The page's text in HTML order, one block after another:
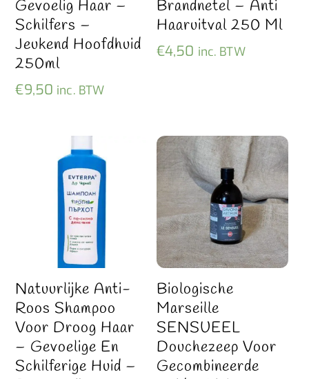
Gevoelig Haar –
Schilfers –
Jeukend Hoofdhuid
250ml
€9,50 inc. BTW
Brandnetel – Anti
Haaruitval 250 Ml
€4,50 inc. BTW
Natuurlijke Anti-
Roos Shampoo
Voor Droog Haar
– Gevoelige En
Schilferige Huid –
Biologische
Marseille
SENSUEEL
Douchezeep Voor
Gecombineerde